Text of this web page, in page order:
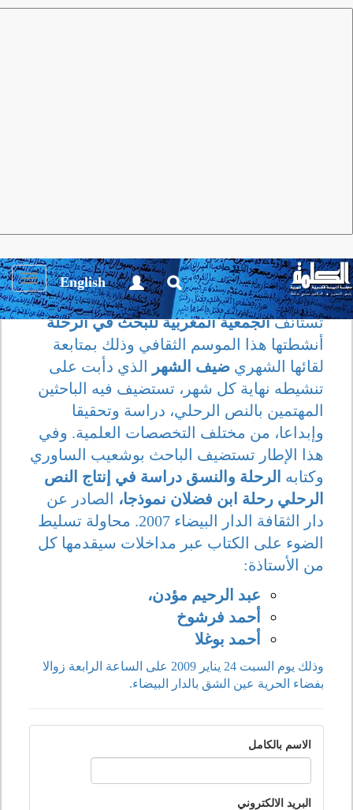
Toggle
English
الجمعية المغربية للبحث في الرحلة
تستضيف الباحث بوشعيب الساوري
تستأنفالجمعية المغربية للبحث في الرحلة
أنشطتها هذا الموسم الثقافي وذلك بمتابعة
لقائها الشهري ضيف الشهر
الذي دأبت على
تنشيطه نهاية كل شهر، تستضيف فيه الباحثين
المهتمين بالنص الرحلي، دراسة وتحقيقا
وإبداعا، من مختلف التخصصات العلمية. وفي
هذا الإطار تستضيف الباحث بوشعيب الساوري
وكتابه الرحلة والنسق دراسة في إنتاج النص
الرحلي رحلة ابن فضلان نموذجا، الصادر عن
دار الثقافة الدار البيضاء 2007. محاولة تسليط
الضوء على الكتاب عبر مداخلات سيقدمها كل
من الأستاذة:
عبد الرحيم مؤدن،
أحمد فرشوخ
أحمد بوغلا
وذلك يوم السبت 24 يناير 2009 على الساعة الرابعة زوالا
بفضاء الحرية عين الشق بالدار البيضاء.
الاسم بالكامل
البريد الالكتروني